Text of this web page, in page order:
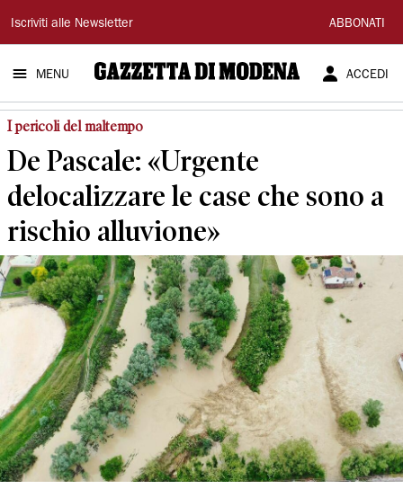
Gazzetta
di
Modena
Iscriviti alle Newsletter ABBONATI
MENU ACCEDI
I pericoli del maltempo
De Pascale: «Urgente
delocalizzare le case che sono a
rischio alluvione»